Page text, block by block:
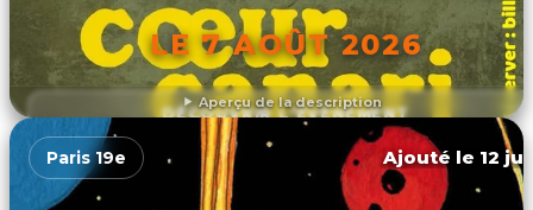
Aperçu de la description
LE 7 AOÛT 2026
DÉCOUVRIR L'ÉVÉNEMENT
Paris 19e Ajouté le 12